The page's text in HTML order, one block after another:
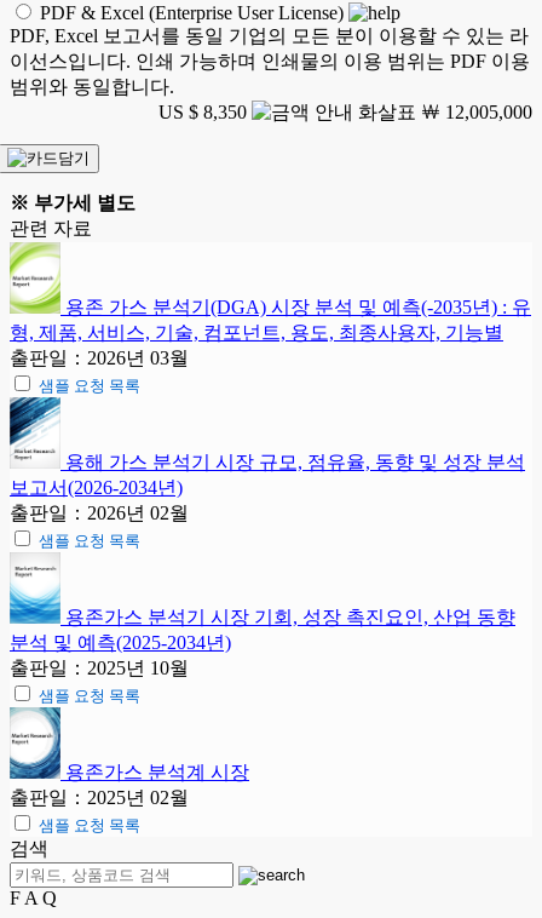
PDF & Excel (Enterprise User License)
PDF, Excel 보고서를 동일 기업의 모든 분이 이용할 수 있는 라
이선스입니다. 인쇄 가능하며 인쇄물의 이용 범위는 PDF 이용
범위와 동일합니다.
US $ 8,350
￦ 12,005,000
※ 부가세 별도
관련 자료
용존 가스 분석기(DGA) 시장 분석 및 예측(-2035년) : 유
형, 제품, 서비스, 기술, 컴포넌트, 용도, 최종사용자, 기능별
출판일：2026년 03월
샘플 요청 목록
용해 가스 분석기 시장 규모, 점유율, 동향 및 성장 분석
보고서(2026-2034년)
출판일：2026년 02월
샘플 요청 목록
용존가스 분석기 시장 기회, 성장 촉진요인, 산업 동향
분석 및 예측(2025-2034년)
출판일：2025년 10월
샘플 요청 목록
용존가스 분석계 시장
출판일：2025년 02월
샘플 요청 목록
검색
F A Q